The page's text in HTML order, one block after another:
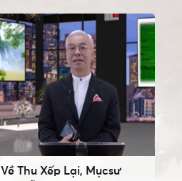
Về Thu Xếp Lại, Mụcsư